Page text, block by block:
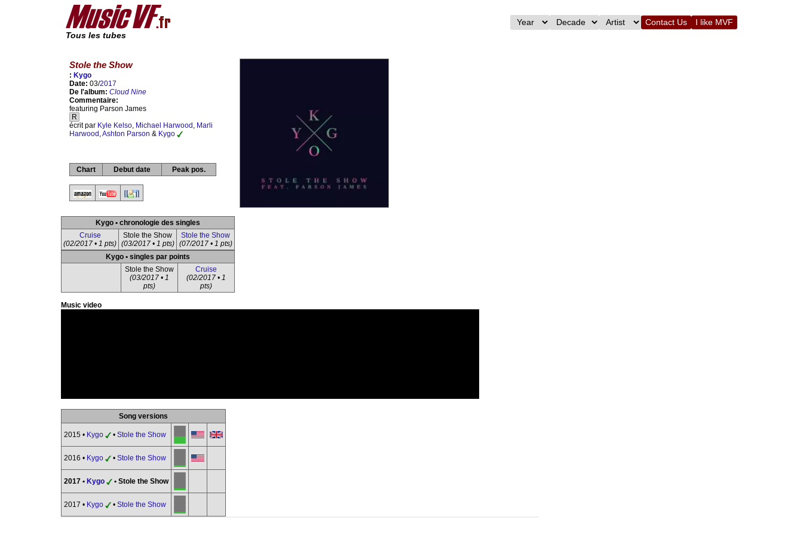
Tous les tubes
Contact Us I like MVF
Stole the Show
: Kygo
Date: 03/2017
De l'album: Cloud Nine
Commentaire:
featuring Parson James
R
écrit par Kyle Kelso, Michael Harwood , Marli
Harwood ,Ashton Parson & Kygo
Chart Debut date Peak pos.
Kygo • chronologie des singles
Cruise
(02/2017 • 1 pts)
Stole the Show
(03/2017 • 1 pts)
Stole the Show
(07/2017 • 1 pts)
Kygo • singles par points
Stole the Show
(03/2017 • 1
pts)
Cruise
(02/2017 • 1
pts)
Music video
Song versions
2015 • Kygo • Stole the Show
2016 • Kygo • Stole the Show
2017 • Kygo • Stole the Show
2017 • Kygo • Stole the Show